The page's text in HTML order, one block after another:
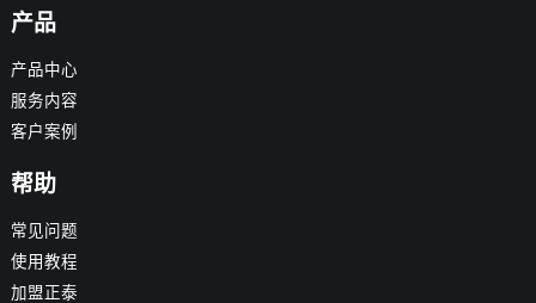
产品
产品中心
服务内容
客户案例
帮助
常见问题
使用教程
加盟正泰